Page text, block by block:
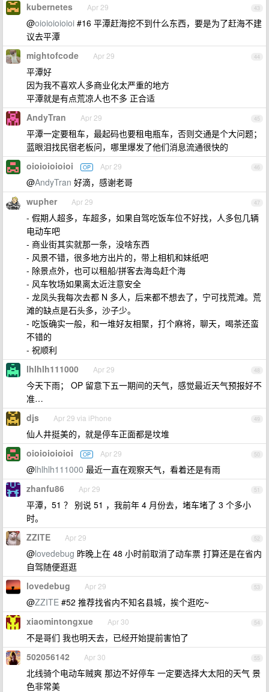
43
kubernetes Apr 29
@oioioioioioi #16 平潭赶海挖不到什么东西，要是为了赶海不建
议去平潭
44
mightofcode Apr 29
平潭好
因为我不喜欢人多商业化太严重的地方
平潭就是有点荒凉人也不多 正合适
45
AndyTran Apr 29
平潭一定要租车，最起码也要租电瓶车，否则交通是个大问题；
蓝眼泪找民宿老板问，哪里爆发了他们消息流通很快的
46
oioioioioioi OP Apr 29
@AndyTran 好滴，感谢老哥
47
wupher Apr 29
- 假期人超多，车超多，如果自驾吃饭车位不好找，人多包几辆
电动车吧
- 商业街其实就那一条，没啥东西
- 风景不错，很多地方出片的，带上相机和妹纸吧
- 除景点外，也可以租船/拼客去海岛赶个海
- 风车牧场如果离太近注意安全
- 龙凤头我每次去都 N 多人，后来都不想去了，宁可找荒滩。荒
滩的缺点是石头多，沙子少。
- 吃饭确实一般，和一堆好友相聚，打个麻将，聊天，喝茶还蛮
不错的
- 祝顺利
48
lhlhlh111000 Apr 29
今天下雨； OP 留意下五一期间的天气，感觉最近天气预报好不
准…
49
djs Apr 29 via iPhone
仙人井挺美的，就是停车正面都是坟堆
50
oioioioioioi OP Apr 29
@lhlhlh111000 最近一直在观察天气，看着还是有雨
51
zhanfu86 Apr 29
平潭，51 ？ 别说 51 ，我前年 4 月份去，堵车堵了 3 个多小
时。
52
ZZITE Apr 29
@lovedebug 昨晚上在 48 小时前取消了动车票 打算还是在省内
自驾随便逛逛
53
lovedebug Apr 29
@ZZITE #52 推荐找省内不知名县城，挨个逛吃~
54
xiaomintongxue Apr 30
不是哥们 我也明天去，已经开始提前害怕了
55
502056142 Apr 30
北线骑个电动车贼爽 那边不好停车 一定要选择大太阳的天气 景
色非常美